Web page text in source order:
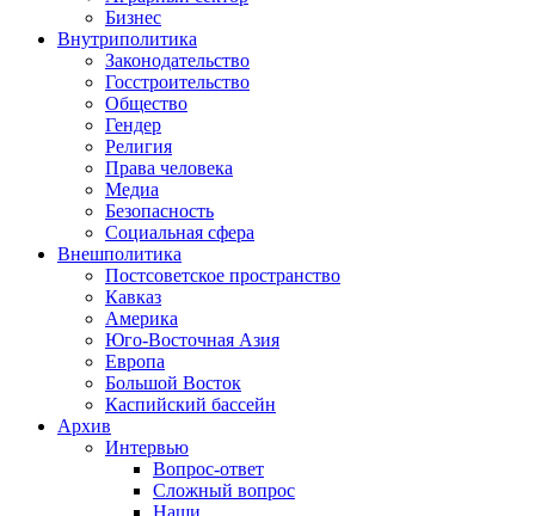
Бизнес
Внутриполитика
Законодательство
Госстроительство
Общество
Гендер
Религия
Права человека
Медиа
Безопасность
Социальная сфера
Внешполитика
Постсоветское пространство
Кавказ
Америка
Юго-Восточная Азия
Европа
Большой Восток
Каспийский бассейн
Архив
Интервью
Вопрос-ответ
Сложный вопрос
Наши